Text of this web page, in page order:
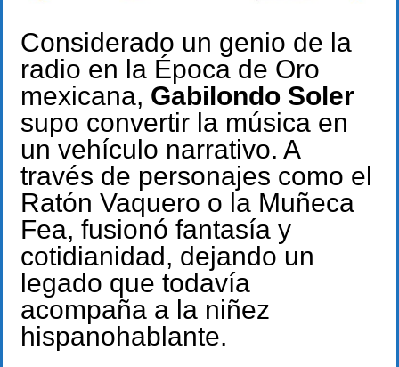
Considerado un genio de la
radio en la Época de Oro
mexicana, Gabilondo Soler
supo convertir la música en
un vehículo narrativo. A
través de personajes como el
Ratón Vaquero o la Muñeca
Fea, fusionó fantasía y
cotidianidad, dejando un
legado que todavía
acompaña a la niñez
hispanohablante.